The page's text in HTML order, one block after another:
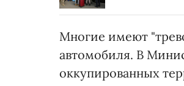
Многие имеют
автомобиля. В
оккупированных